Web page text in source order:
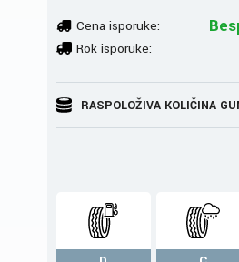
Cena isporuke:
Rok isporuke:
RASPOLOŽIVA KOLIČINA